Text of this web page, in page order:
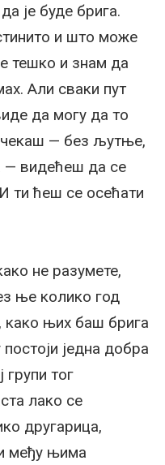
је буде брига.
и што може
тешко и знам да
Али сваки пут
да могу да то
— без љутње,
— видећеш да се
ти ћеш се осећати
не разумете,
ње колико год
њих баш брига
постоји једна добра
тог
лако се
другарица,
међу њима